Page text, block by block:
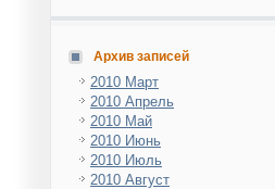
Архив записей
2010 Март
2010 Апрель
2010 Май
2010 Июнь
2010 Июль
2010 Август